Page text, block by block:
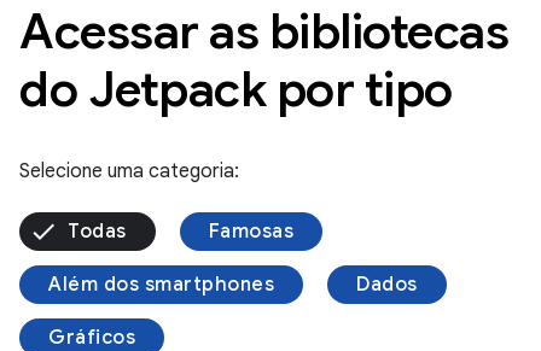
Acessar as bibliotecas
do Jetpack por tipo
Selecione uma categoria:
Todas Famosas
Além dos smartphones Dados
Gráficos